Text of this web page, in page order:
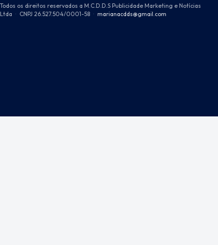
Todos os direitos reservados a M.C.D.D.S Publicidade Marketing e Notícias
Ltda · CNPJ 26.527.504/0001-58 · marianacdds@gmail.com